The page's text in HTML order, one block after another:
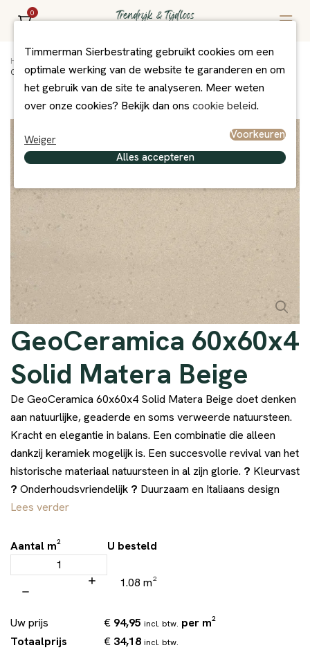
0
Home MBI Exclusief
GeoCeramica 60x60x4 Solid Matera Beige
GeoCeramica 60x60x4
Solid Matera Beige
De GeoCeramica 60x60x4 Solid Matera Beige doet denken
aan natuurlijke, geaderde en soms verweerde natuursteen.
Kracht en elegantie in balans. Een combinatie die alleen
dankzij keramiek mogelijk is. Een succesvolle revival van het
historische materiaal natuursteen in al zijn glorie. ? Kleurvast
? Onderhoudsvriendelijk ? Duurzaam en Italiaans design
Lees verder
Aantal m² U besteld
1.08 m²
Uw prijs € 94,95 incl. btw. per m²
Totaalprijs
€ 34,18 incl. btw.
Timmerman Sierbestrating gebruikt cookies om een
optimale werking van de website te garanderen en om
het gebruik van de site te analyseren. Meer weten
over onze cookies? Bekijk dan ons cookie beleid.
Weiger
Voorkeuren
Alles accepteren